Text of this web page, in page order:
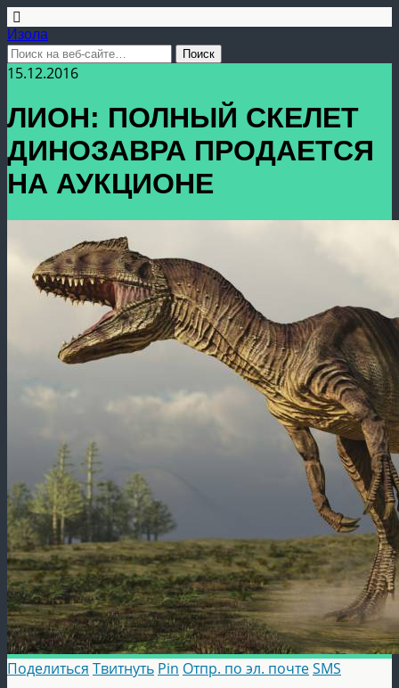
Изола
15.12.2016
ЛИОН: ПОЛНЫЙ СКЕЛЕТ
ДИНОЗАВРА ПРОДАЕТСЯ
НА АУКЦИОНЕ
Поделиться Твитнуть Pin Отпр. по эл. почтеSMS